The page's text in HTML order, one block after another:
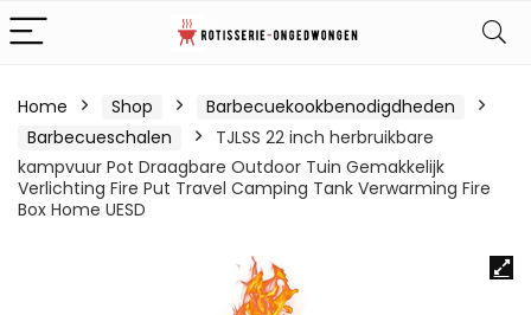
Home Shop
Barbecuekookbenodigdheden
Barbecueschalen
TJLSS 22 inch herbruikbare
kampvuur Pot Draagbare Outdoor Tuin Gemakkelijk
Verlichting Fire Put Travel Camping Tank Verwarming Fire
Box Home UESD